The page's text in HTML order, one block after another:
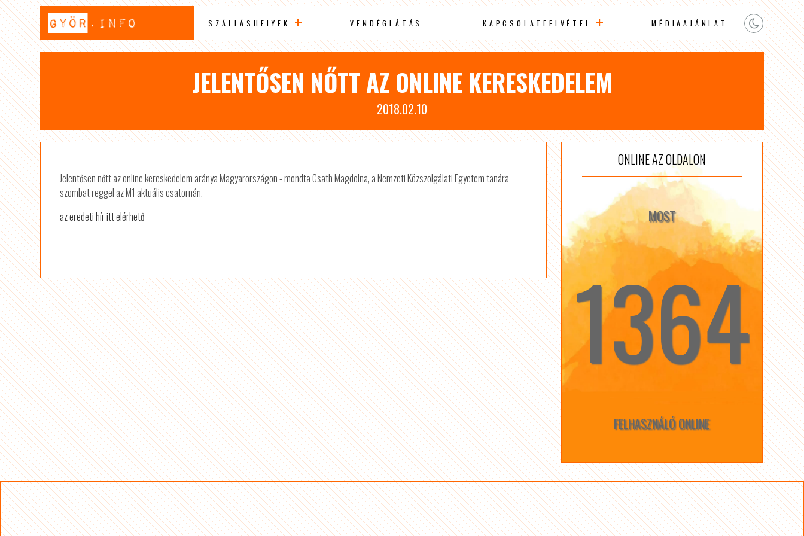
SZÁLLÁSHELYEK VENDÉGLÁTÁS KAPCSOLATFELVÉTEL MÉDIAAJÁNLAT
JELENTŐSEN NŐTT AZ ONLINE KERESKEDELEM
2018.02.10
Jelentősen nőtt az online kereskedelem aránya Magyarországon - mondta Csath Magdolna, a Nemzeti Közszolgálati Egyetem tanára
szombat reggel az M1 aktuális csatornán.
az eredeti hír itt elérhető
ONLINE AZ OLDALON
MOST
☆ 1364 ☆
FELHASZNÁLÓ ONLINE